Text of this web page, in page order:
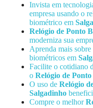
Invista em
empresa usando o
biométrico em
Relógio de Ponto
moderniza sua
Aprenda mais
biométricos em
Facilite o cotidiano
o Relógio de
O uso de Relógio
Salgadinho
Compre o melhor